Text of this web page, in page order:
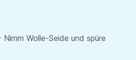
Wolle-Seide und spüre